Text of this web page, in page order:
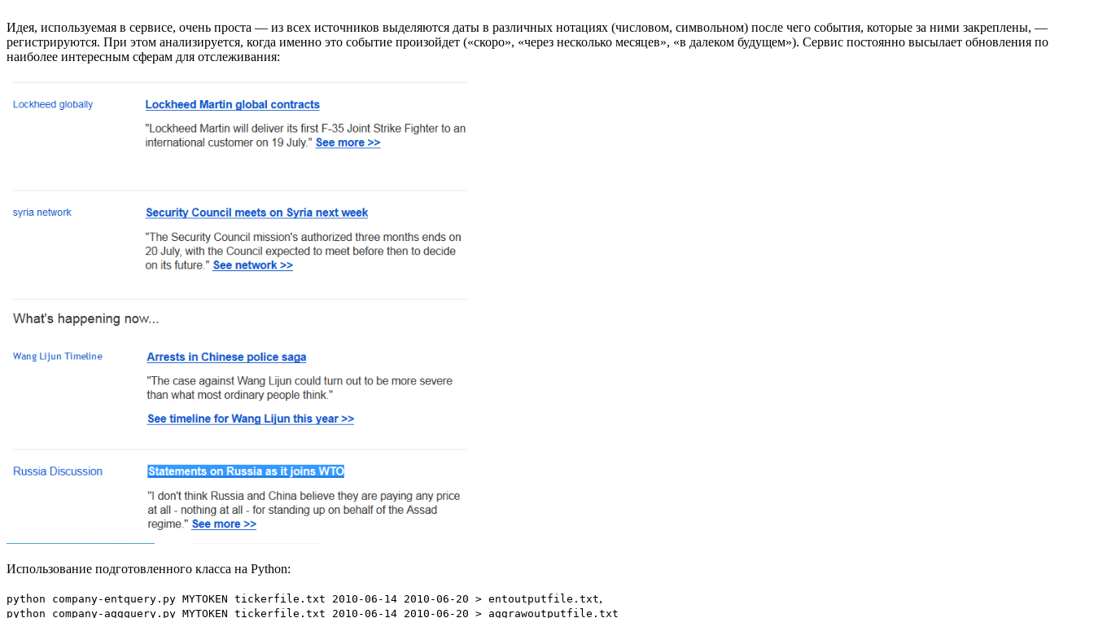
Идея, используемая в сервисе, очень проста — из всех источников выделяются даты в различных нотациях (числовом, символьном) после чего события, которые за ними закреплены, —
регистрируются. При этом анализируется, когда именно это событие произойдет («скоро», «через несколько месяцев», «в далеком будущем»). Сервис постоянно высылает обновления по
наиболее интересным сферам для отслеживания:
Использование подготовленного класса на Python:
python company-entquery.py MYTOKEN tickerfile.txt 2010-06-14 2010-06-20 > entoutputfile.txt,
python company-aggquery.py MYTOKEN tickerfile.txt 2010-06-14 2010-06-20 > aggrawoutputfile.txt